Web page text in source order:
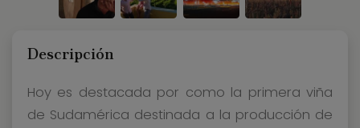
Descripción
Hoy es destacada por como la primera viña
de Sudamérica destinada a la producción de